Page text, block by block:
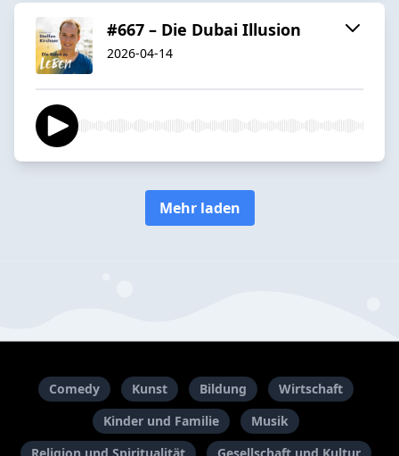
#667 – Die Dubai Illusion
2026-04-14
Mehr laden
Comedy Kunst Bildung
Wirtschaft
Kinder und Familie
Musik